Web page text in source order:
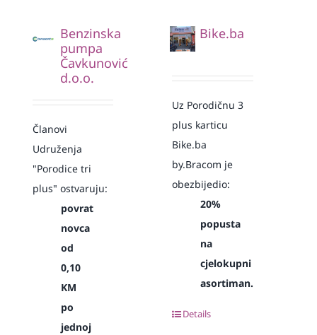
Benzinska
pumpa
Čavkunović
d.o.o.
Članovi
Udruženja
"Porodice tri
plus" ostvaruju:
povrat
novca
od
0,10
KM
po
jednoj
Bike.ba
Uz Porodičnu 3
plus karticu
Bike.ba
by.Bracom je
obezbijedio:
20%
popusta
na
cjelokupni
asortiman.
Details